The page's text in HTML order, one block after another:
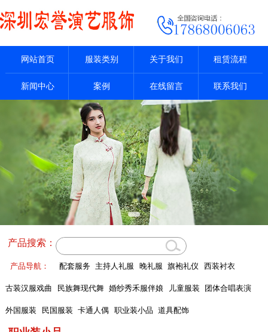
网站首页 服装类别 关于我们 租赁流程
新闻中心 案例 在线留言 联系我们
产品搜索：
产品导航： 配套服务 主持人礼服 晚礼服 旗袍礼仪 西装衬衣
古装汉服戏曲 民族舞现代舞 婚纱秀禾服伴娘 儿童服装 团体合唱表演
外国服装 民国服装 卡通人偶 职业装小品 道具配饰